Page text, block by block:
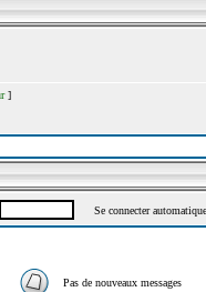
]
Se connecter
Pas de nouveaux messages